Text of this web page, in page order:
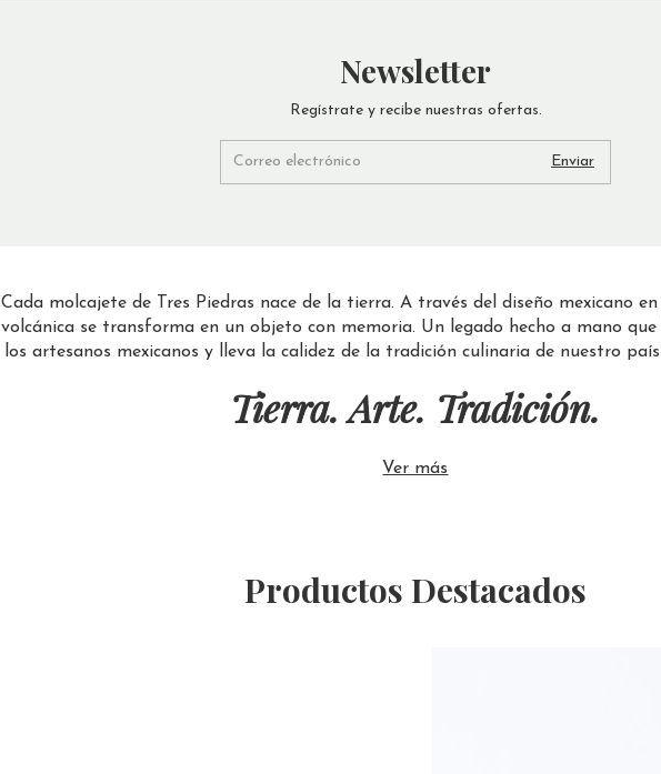
Newsletter
Regístrate y recibe nuestras ofertas.
Cada molcajete de Tres Piedras nace de la tierra. A través del diseño mexicano
volcánica se transforma en un objeto con memoria. Un legado hecho a mano
los artesanos mexicanos y lleva la calidez de la tradición culinaria de nuestro
Tierra. Arte. Tradición.
Ver más
Productos Destacados